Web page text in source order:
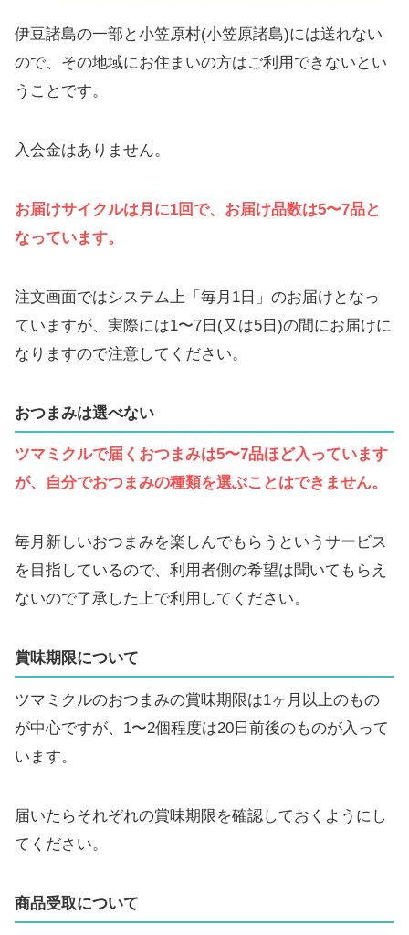
伊豆諸島の一部と小笠原村(小笠原諸島)には送れない
ので、その地域にお住まいの方はご利用できないとい
うことです。
入会金はありません。
お届けサイクルは月に1回で、お届け品数は5〜7品と
なっています。
注文画面ではシステム上「毎月1日」のお届けとなっ
ていますが、実際には1〜7日(又は5日)の間にお届けに
なりますので注意してください。
おつまみは選べない
ツマミクルで届くおつまみは5〜7品ほど入っています
が、自分でおつまみの種類を選ぶことはできません。
毎月新しいおつまみを楽しんでもらうというサービス
を目指しているので、利用者側の希望は聞いてもらえ
ないので了承した上で利用してください。
賞味期限について
ツマミクルのおつまみの賞味期限は1ヶ月以上のもの
が中心ですが、1〜2個程度は20日前後のものが入って
います。
届いたらそれぞれの賞味期限を確認しておくようにし
てください。
商品受取について